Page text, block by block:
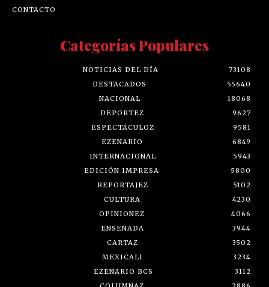
CONTACTO
Categorías Populares
NOTICIAS DEL DÍA
73108
DESTACADOS
55640
NACIONAL
18068
DEPORTEZ
9627
ESPECTÁCULOZ
9581
EZENARIO
6849
INTERNACIONAL
5943
EDICIÓN IMPRESA
5800
REPORTAJEZ
5102
CULTURA
4230
OPINIONEZ
4066
ENSENADA
3944
CARTAZ
3502
MEXICALI
3234
EZENARIO BCS
3112